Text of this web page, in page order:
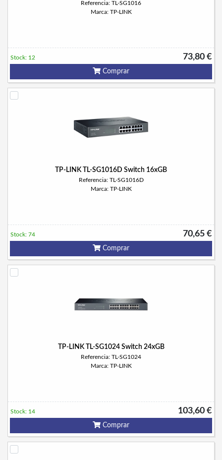
Referencia: TL-SG1016
Marca: TP-LINK
73,80 €
Stock: 12
Comprar
TP-LINK TL-SG1016D Switch 16xGB
Referencia: TL-SG1016D
Marca: TP-LINK
70,65 €
Stock: 74
Comprar
TP-LINK TL-SG1024 Switch 24xGB
Referencia: TL-SG1024
Marca: TP-LINK
103,60 €
Stock: 14
Comprar